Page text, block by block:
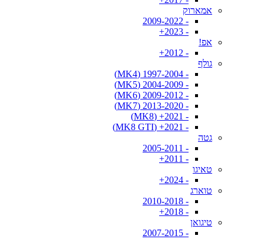
אמארוק
- 2009-2022
- 2023+
אפ!
- 2012+
גולף
- 1997-2004 (MK4)
- 2004-2009 (MK5)
- 2009-2012 (MK6)
- 2013-2020 (MK7)
- 2021+ (MK8)
- 2021+ (MK8 GTI)
גטה
- 2005-2011
- 2011+
טאיגו
- 2024+
טוארג
- 2010-2018
- 2018+
טיגואן
- 2007-2015